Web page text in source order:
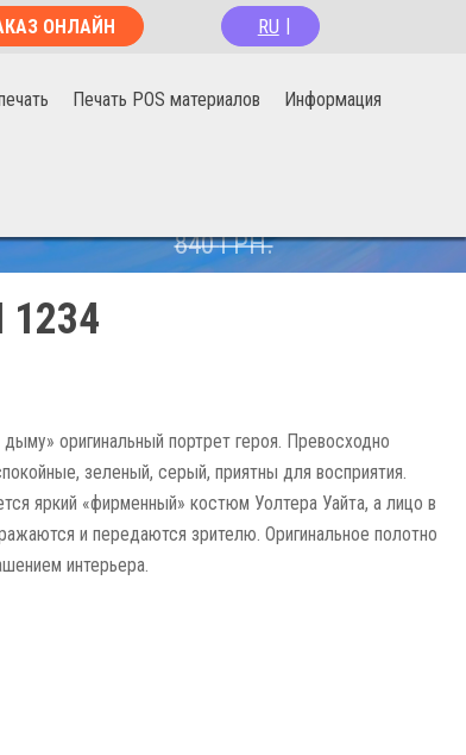
ОНЛАЙН RU
Печать POS материалов Информация
840ГРН.
дыму» оригинальный портрет героя. Превосходно
зеленый, серый, приятны для восприятия.
яркий «фирменный» костюм Уолтера Уайта, а лицо в
и передаются зрителю. Оригинальное полотно
интерьера.